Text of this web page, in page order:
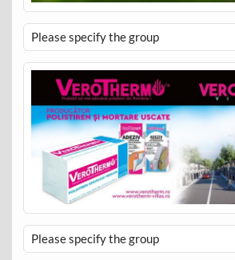
Please specify the group
Please specify the group